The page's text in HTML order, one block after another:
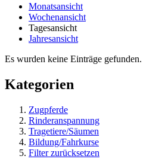
Monatsansicht
Wochenansicht
Tagesansicht
Jahresansicht
Es wurden keine Einträge gefunden.
Kategorien
Zugpferde
Rinderanspannung
Tragetiere/Säumen
Bildung/Fahrkurse
Filter zurücksetzen